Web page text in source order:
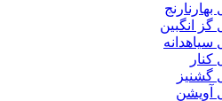
انگبین
آویشن